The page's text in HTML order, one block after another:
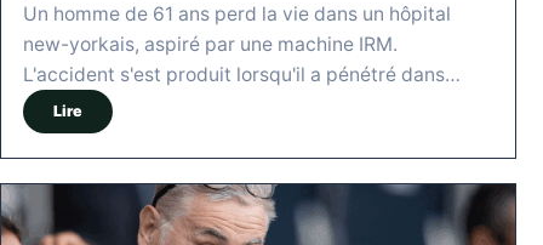
Un homme de 61 ans perd la vie dans un hôpital
new-yorkais, aspiré par une machine IRM.
L'accident s'est produit lorsqu'il a pénétré dans…
Lire